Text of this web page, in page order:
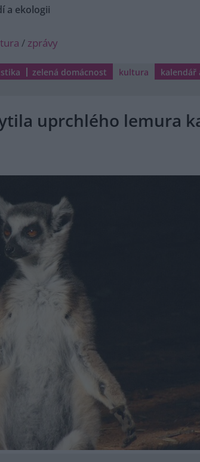
a ekologii
/ zprávy
zelená domácnost kultura kalendář
uprchlého lemura